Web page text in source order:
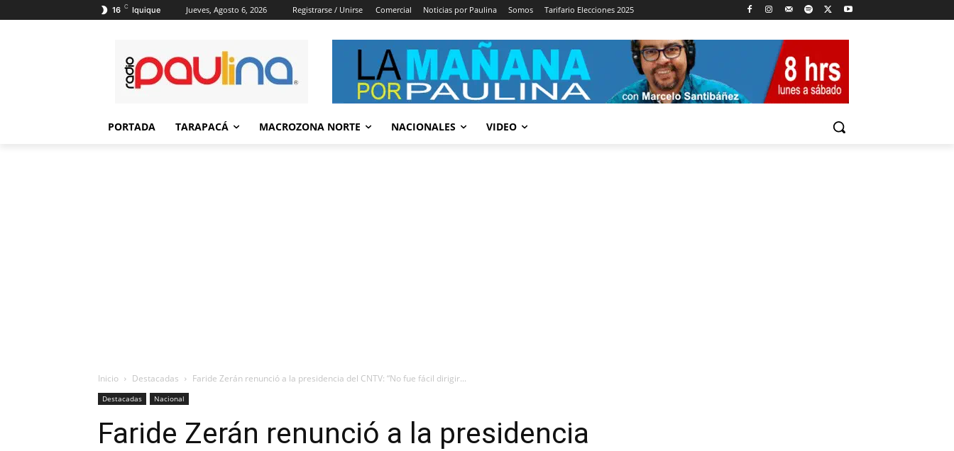
16 C Iquique Jueves, Agosto 6, 2026 Registrarse / Unirse Comercial Noticias por Paulina Somos Tarifario Elecciones 2025
PORTADA TARAPACÁ MACROZONA NORTE NACIONALES VIDEO
Inicio Destacadas Faride Zerán renunció a la presidencia del CNTV: “No fue fácil dirigir...
Destacadas Nacional
Faride Zerán renunció a la presidencia